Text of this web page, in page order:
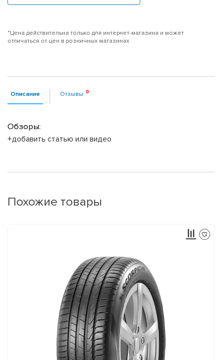
*Цена действительна только для интернет-магазина и может
отличаться от цен в розничных магазинах
Описание Отзывы
Обзоры:
+добавить статью или видео
Похожие товары